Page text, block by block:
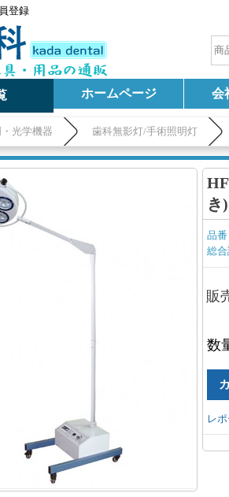
登録
ホームページ 会
光学機器 歯科無影灯/手術照明灯
き)
品
総
販
数
レ